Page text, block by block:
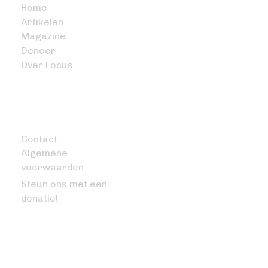
Home
Artikelen
Magazine
Doneer
Over Focus
Contact
Algemene
voorwaarden
Steun ons met een
donatie!